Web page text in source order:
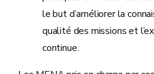
le but d’améliorer la
qualité des missions et
continue.